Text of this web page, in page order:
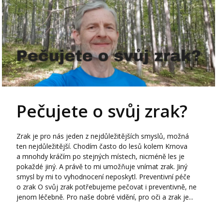
Pečujete o svůj zrak?
Zrak je pro nás jeden z nejdůležitějších smyslů, možná
ten nejdůležitější. Chodím často do lesů kolem Krnova
a mnohdy kráčím po stejných místech, nicméně les je
pokaždé jiný. A právě to mi umožňuje vnímat zrak. Jiný
smysl by mi to vyhodnocení neposkytl. Preventivní péče
o zrak O svůj zrak potřebujeme pečovat i preventivně, ne
jenom léčebně. Pro naše dobré vidění, pro oči a zrak je...